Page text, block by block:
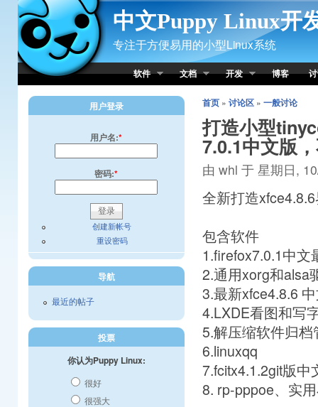
Skip to Content
中文Puppy Linux开
专注于方便易用的小型Linux系统
软件 文档 开发 博客
首页» 讨论区» 一般讨论
打造小型
7.0.1中文版
由 whl 于 星期日,
全新打造
包含软件
1.firefox7.0.1中
2.通用xorg和alsa
3.最新xfce4.8.6
4.LXDE看图和写
5.解压缩软件归档
6.linuxqq
7.fcitx4.1.2git版
8. rp-pppoe、实
用户登录
用户名:*
密码:*
创建新帐号
重设密码
导航
最近的帖子
投票
你认为Puppy Linux:
很好
很强大